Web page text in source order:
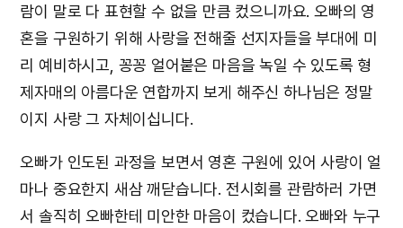
람이 말로 다 표현할 수 없을 만큼 컸으니까요. 오빠의 영
혼을 구원하기 위해 사랑을 전해줄 선지자들을 부대에 미
리 예비하시고, 꽁꽁 얼어붙은 마음을 녹일 수 있도록 형
제자매의 아름다운 연합까지 보게 해주신 하나님은 정말
이지 사랑 그 자체이십니다.
오빠가 인도된 과정을 보면서 영혼 구원에 있어 사랑이 얼
마나 중요한지 새삼 깨닫습니다. 전시회를 관람하러 가면
서 솔직히 오빠한테 미안한 마음이 컸습니다. 오빠와 누구